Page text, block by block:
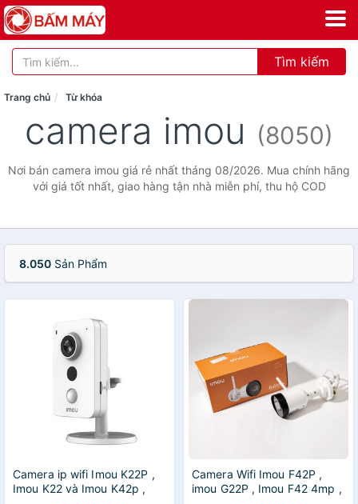
Tìm kiếm
Trang chủ Từ khóa
camera imou (8050)
Nơi bán camera imou giá rẻ nhất tháng 08/2026. Mua chính hãng
với giá tốt nhất, giao hàng tận nhà miễn phí, thu hộ COD
8.050 Sản Phẩm
Camera ip wifi Imou K22P ,
Imou K22 và Imou K42p ,
Camera Wifi Imou F42P ,
imou G22P , Imou F42 4mp ,